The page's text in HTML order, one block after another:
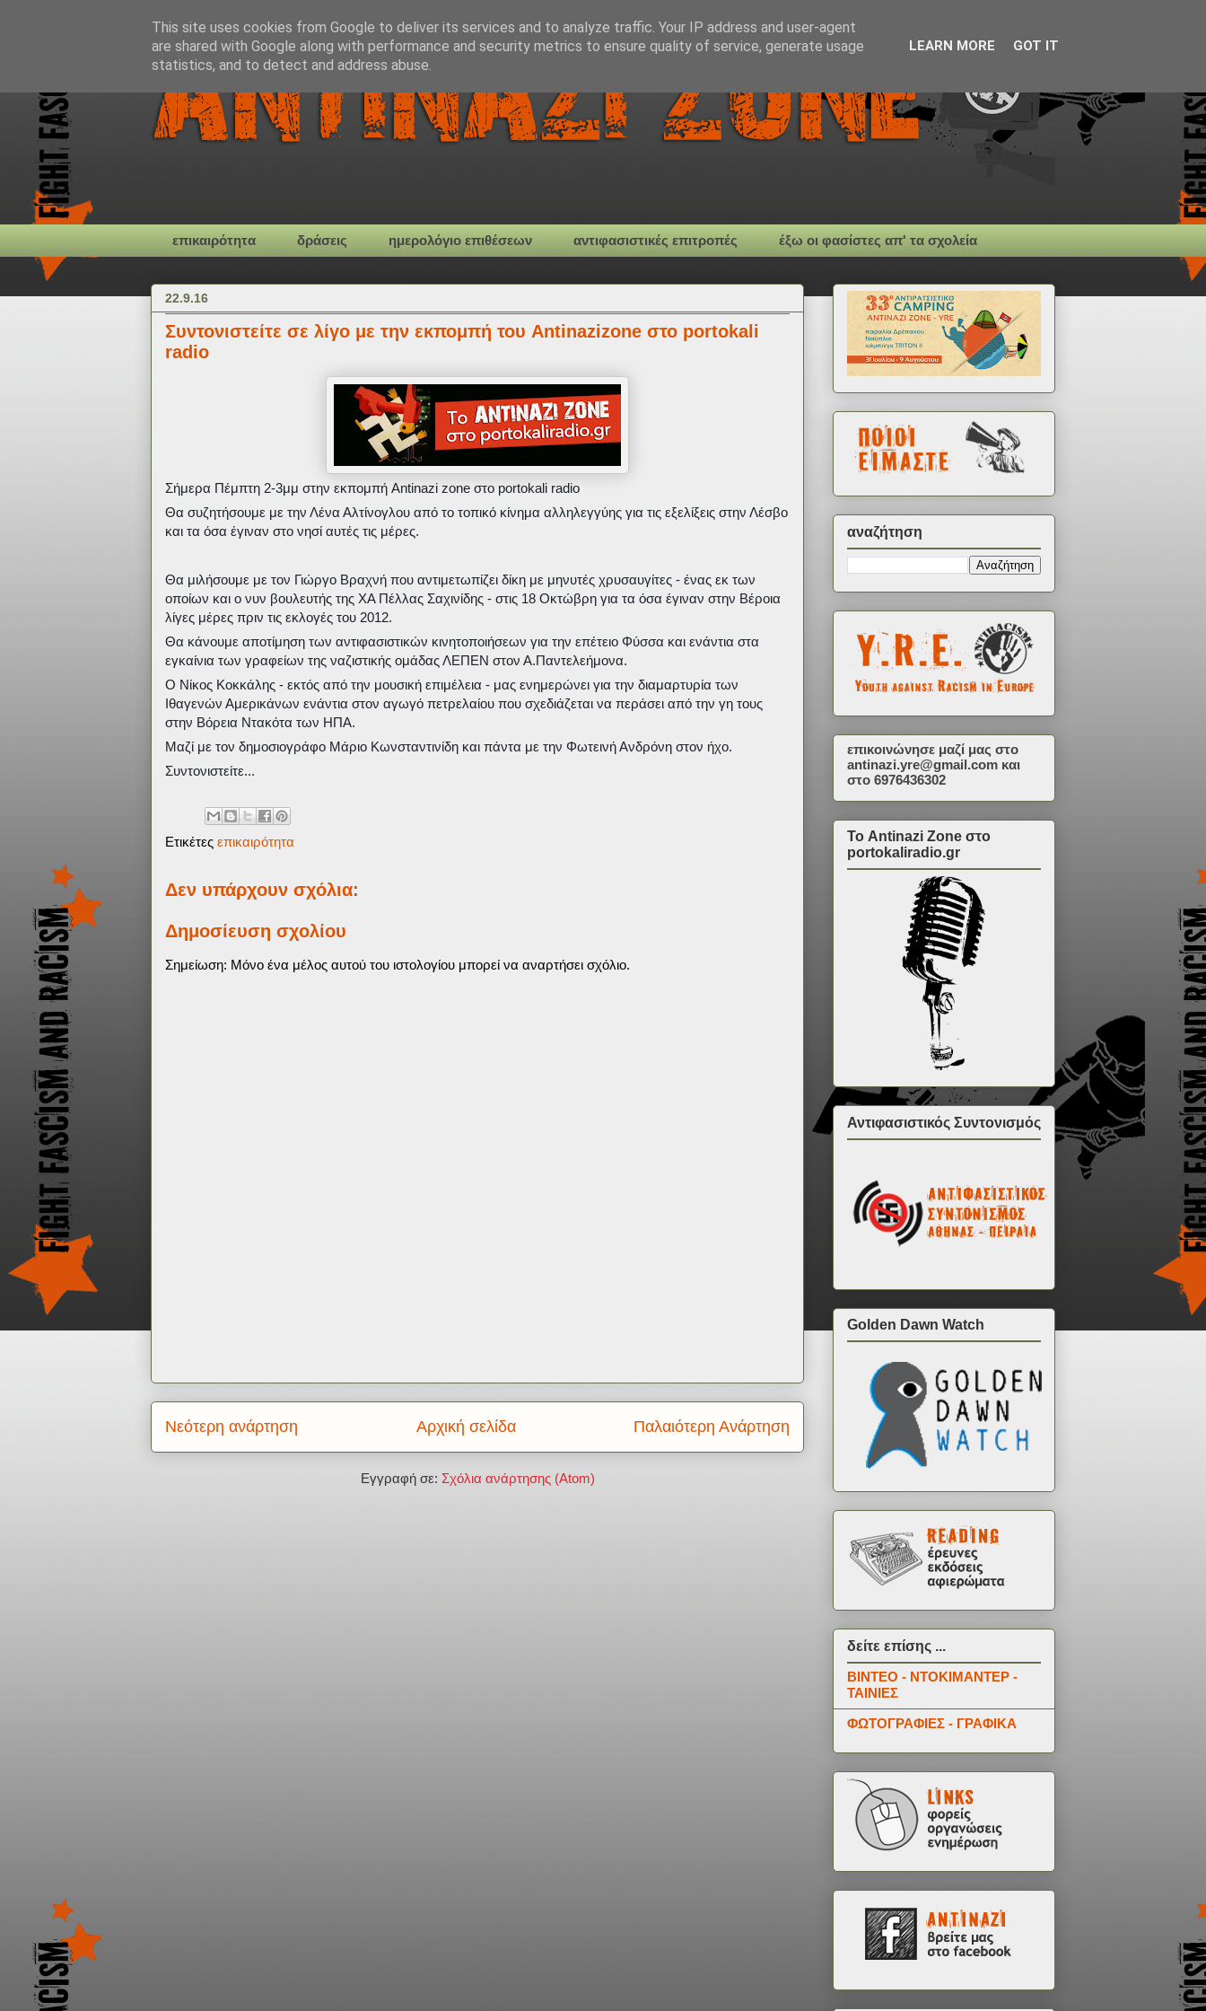
επικαιρότητα δράσεις ημερολόγιο επιθέσεων αντιφασιστικές επιτροπές έξω οι φασίστες απ' τα σχολεία
22.9.16
Συντονιστείτε σε λίγο με την εκπομπή του Antinazizone στο portokali
radio
Σήμερα Πέμπτη 2-3μμ στην εκπομπή Antinazi zone στο portokali radio
Θα συζητήσουμε με την Λένα Αλτίνογλου από το τοπικό κίνημα αλληλεγγύης για τις εξελίξεις στην Λέσβο
και τα όσα έγιναν στο νησί αυτές τις μέρες.
Θα μιλήσουμε με τον Γιώργο Βραχνή που αντιμετωπίζει δίκη με μηνυτές χρυσαυγίτες - ένας εκ των
οποίων και ο νυν βουλευτής της ΧΑ Πέλλας Σαχινίδης - στις 18 Οκτώβρη για τα όσα έγιναν στην Βέροια
λίγες μέρες πριν τις εκλογές του 2012.
Θα κάνουμε αποτίμηση των αντιφασιστικών κινητοποιήσεων για την επέτειο Φύσσα και ενάντια στα
εγκαίνια των γραφείων της ναζιστικής ομάδας ΛΕΠΕΝ στον Α.Παντελεήμονα.
Ο Νίκος Κοκκάλης - εκτός από την μουσική επιμέλεια - μας ενημερώνει για την διαμαρτυρία των
Ιθαγενών Αμερικάνων ενάντια στον αγωγό πετρελαίου που σχεδιάζεται να περάσει από την γη τους
στην Βόρεια Ντακότα των ΗΠΑ.
Μαζί με τον δημοσιογράφο Μάριο Κωνσταντινίδη και πάντα με την Φωτεινή Ανδρόνη στον ήχο.
Συντονιστείτε...
Ετικέτες επικαιρότητα
Δεν υπάρχουν σχόλια:
Δημοσίευση σχολίου
Σημείωση: Μόνο ένα μέλος αυτού του ιστολογίου μπορεί να αναρτήσει σχόλιο.
Νεότερη ανάρτηση Παλαιότερη Ανάρτηση
Αρχική σελίδα
Εγγραφή σε: Σχόλια ανάρτησης (Atom)
αναζήτηση
επικοινώνησε μαζί μας στο
antinazi.yre@gmail.com και
στο 6976436302
Το Antinazi Zone στο
portokaliradio.gr
Αντιφασιστικός Συντονισμός
Golden Dawn Watch
δείτε επίσης ...
ΒΙΝΤΕΟ - ΝΤΟΚΙΜΑΝΤΕΡ -
ΤΑΙΝΙΕΣ
ΦΩΤΟΓΡΑΦΙΕΣ - ΓΡΑΦΙΚΑ
This site uses cookies from Google to deliver its services and to analyze traffic. Your IP address and user-agent
are shared with Google along with performance and security metrics to ensure quality of service, generate usage
statistics, and to detect and address abuse.
LEARN MORE GOT IT